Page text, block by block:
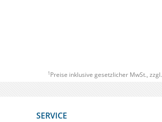
1 Preise inklusive gesetzlicher MwSt., zzgl.
SERVICE